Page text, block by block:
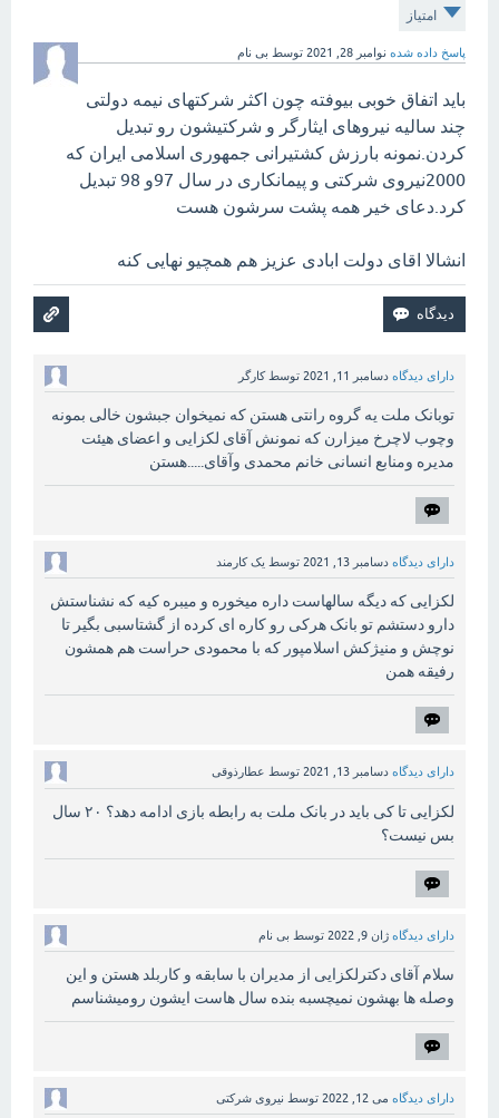
امتیاز
پاسخ داده شده نوامبر 28, 2021 توسط بی نام
باید اتفاق خوبی بیوفته چون اکثر شرکتهای نیمه دولتی
چند سالیه نیروهای ایثارگر و شرکتیشون رو تبدیل
کردن.نمونه بارزش کشتیرانی جمهوری اسلامی ایران که
2000نیروی شرکتی و پیمانکاری در سال 97و 98 تبدیل
کرد.دعای خیر همه پشت سرشون هست
انشالا اقای دولت ابادی عزیز هم همچیو نهایی کنه
دارای دیدگاه دسامبر 11, 2021 توسطکارگر
توبانک ملت یه گروه رانتی هستن که نمیخوان جبشون خالی بمونه
وچوب لاچرخ میزارن که نمونش آقای لکزایی و اعضای هیئت
مدیره ومنابع انسانی خانم محمدی وآقای.....هستن
دارای دیدگاه دسامبر 13, 2021 توسط یک کارمند
لکزایی که دیگه سالهاست داره میخوره و میبره کیه که نشناستش
دارو دستشم تو بانک هرکی رو کاره ای کرده از گشتاسبی بگیر تا
نوچش و منیژکش اسلامپور که با محمودی حراست هم همشون
رفیقه همن
دارای دیدگاه دسامبر 13, 2021 توسط عطارذوقی
لکزایی تا کی باید در بانک ملت به رابطه بازی ادامه دهد؟ ۲۰ سال
بس نیست؟
دارای دیدگاه ژان 9, 2022 توسط بی نام
سلام آقای دکترلکزایی از مدیران با سابقه و کاربلد هستن و این
وصله ها بهشون نمیچسبه بنده سال هاست ایشون رو‌میشناسم
دارای دیدگاه می 12, 2022 توسط نیروی شرکتی